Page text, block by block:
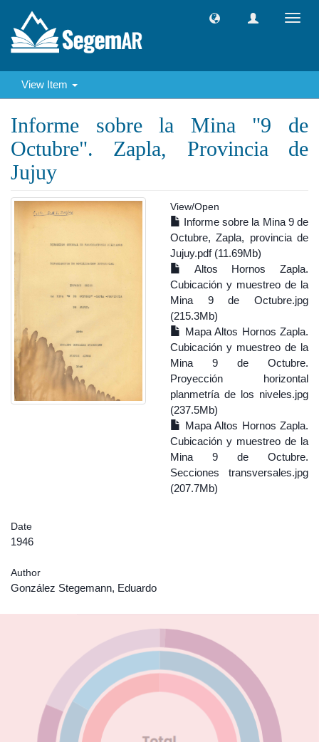
View Item
Informe sobre la Mina "9 de
Octubre". Zapla, Provincia de
Jujuy
View/Open
Informe sobre la Mina 9 de
Octubre, Zapla, provincia de
Jujuy.pdf (11.69Mb)
Altos Hornos Zapla.
Cubicación y muestreo de la
Mina 9 de Octubre.jpg
(215.3Mb)
Mapa Altos Hornos Zapla.
Cubicación y muestreo de la
Mina 9 de Octubre.
Proyección horizontal
planmetría de los niveles.jpg
(237.5Mb)
Mapa Altos Hornos Zapla.
Cubicación y muestreo de la
Mina 9 de Octubre.
Secciones transversales.jpg
(207.7Mb)
Date
1946
Author
González Stegemann, Eduardo